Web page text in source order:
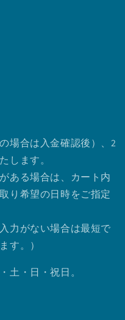
場合は入金確認後）、2
します。
ある場合は、カート内
り希望の日時をご指定
力がない場合は最短で
す。）
土・日・祝日。